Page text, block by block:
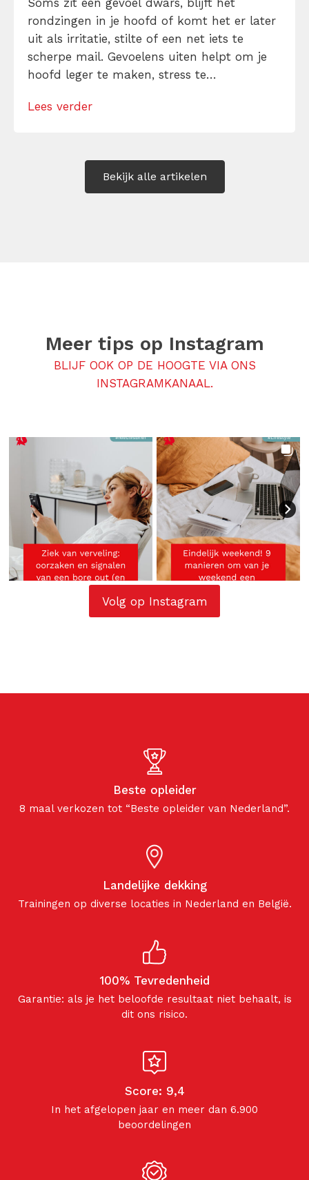
Soms zit een gevoel dwars, blijft het
rondzingen in je hoofd of komt het er later
uit als irritatie, stilte of een net iets te
scherpe mail. Gevoelens uiten helpt om je
hoofd leger te maken, stress te
Maar hoe doe je dat zonder drama, verwijt
Lees verder
Bekijk alle artikelen
Meer tips op Instagram
BLIJF OOK OP DE HOOGTE VIA ONS
INSTAGRAMKANAAL.
Volg op Instagram
Beste opleider
8 maal verkozen tot “Beste opleider van Nederland”.
Landelijke dekking
Trainingen op diverse locaties in Nederland en België.
100% Tevredenheid
Garantie: als je het beloofde resultaat niet behaalt, is
dit ons risico.
Score: 9,4
In het afgelopen jaar en meer dan 6.900
beoordelingen